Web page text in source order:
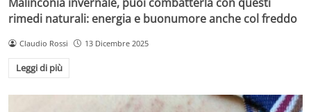
rimedi naturali: energia e buonumore anche col freddo
Claudio Rossi 13 Dicembre 2025
Leggi di più